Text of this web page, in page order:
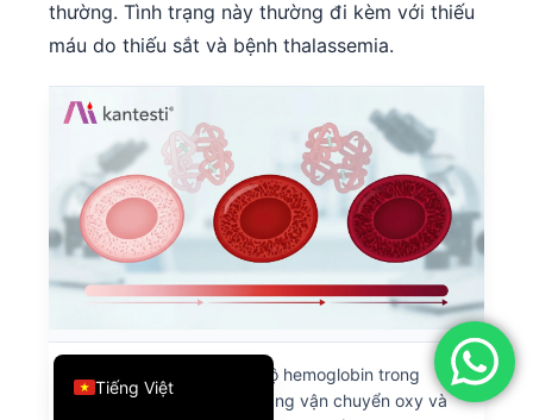
thường. Tình trạng này thường đi kèm với thiếu
máu do thiếu sắt và bệnh thalassemia.
MCHC đo nồng độ hemoglobin trong
hồng cầu, cho biết khả năng vận chuyển oxy và
Tiếng Việt
English
Deutsch
العربية
Français
עִבְרִית
Italiano
Español
Ελληνικά